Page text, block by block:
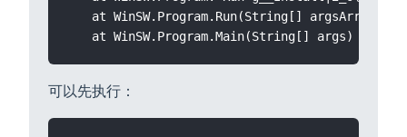
at WinSW.Program.Run(String[] argsArray,
可以先执行：